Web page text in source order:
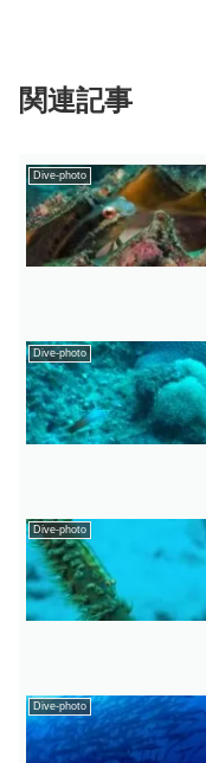
関連記事
Dive-photo
Dive-photo
Dive-photo
Dive-photo